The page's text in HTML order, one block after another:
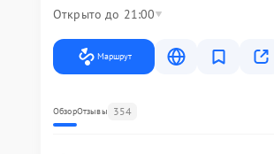
Открыто до 21:00
Маршрут
ОбзорОтзывы 354